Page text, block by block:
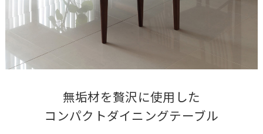
無垢材を贅沢に使用した
コンパクトダイニングテーブル